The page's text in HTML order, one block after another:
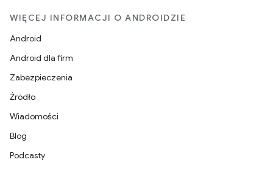
WIĘCEJ INFORMACJI O ANDROIDZIE
Android
Android dla firm
Zabezpieczenia
Źródło
Wiadomości
Blog
Podcasty